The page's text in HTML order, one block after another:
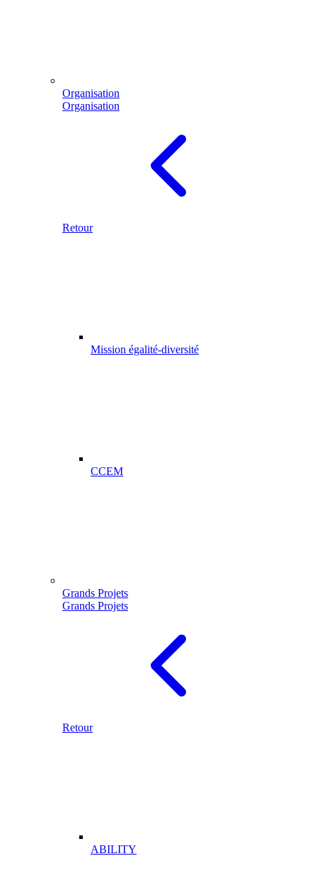
Organisation
Organisation
Retour
Mission égalité-diversité
CCEM
Grands Projets
Grands Projets
Retour
ABILITY